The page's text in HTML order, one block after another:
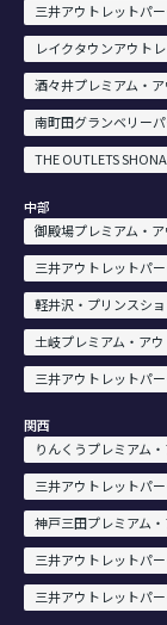
三井アウトレットパ
レイクタウンアウト
酒々井プレミアム・
南町田グランベリー
THE OUTLETS
中部
御殿場プレミアム・
三井アウトレットパ
軽井沢・プリンスシ
土岐プレミアム・ア
三井アウトレットパ
関西
りんくうプレミアム
三井アウトレットパ
神戸三田プレミアム
三井アウトレットパ
三井アウトレットパ